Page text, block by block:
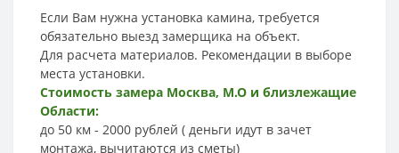
Если Вам нужна установка камина, требуется
обязательно выезд замерщика на объект.
Для расчета материалов. Рекомендации в выборе
места установки.
Стоимость замера Москва, М.О и близлежащие
Области:
до 50 км - 2000 рублей ( деньги идут в зачет
монтажа, вычитаются из сметы)